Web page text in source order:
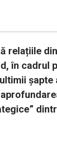
relațiile
în cadrul
șapte